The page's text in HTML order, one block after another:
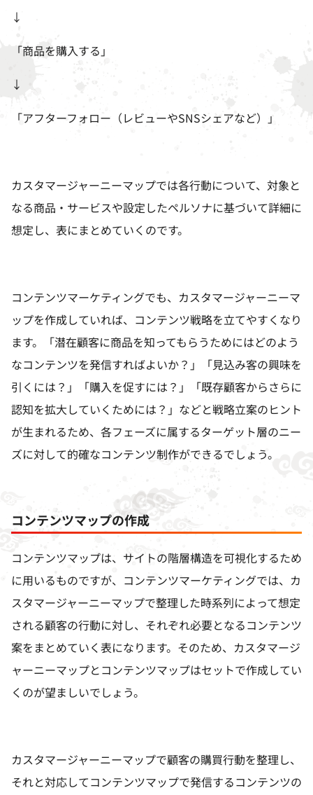
↓
「商品を購入する」
↓
「アフターフォロー（レビューやSNSシェアなど）」
カスタマージャーニーマップでは各行動について、対象と
なる商品・サービスや設定したペルソナに基づいて詳細に
想定し、表にまとめていくのです。
コンテンツマーケティングでも、カスタマージャーニーマ
ップを作成していれば、コンテンツ戦略を立てやすくなり
ます。「潜在顧客に商品を知ってもらうためにはどのよう
なコンテンツを発信すればよいか？」「見込み客の興味を
引くには？」「購入を促すには？」「既存顧客からさらに
認知を拡大していくためには？」などと戦略立案のヒント
が生まれるため、各フェーズに属するターゲット層のニー
ズに対して的確なコンテンツ制作ができるでしょう。
コンテンツマップの作成
コンテンツマップは、サイトの階層構造を可視化するため
に用いるものですが、コンテンツマーケティングでは、カ
スタマージャーニーマップで整理した時系列によって想定
される顧客の行動に対し、それぞれ必要となるコンテンツ
案をまとめていく表になります。そのため、カスタマージ
ャーニーマップとコンテンツマップはセットで作成してい
くのが望ましいでしょう。
カスタマージャーニーマップで顧客の購買行動を整理し、
それと対応してコンテンツマップで発信するコンテンツの